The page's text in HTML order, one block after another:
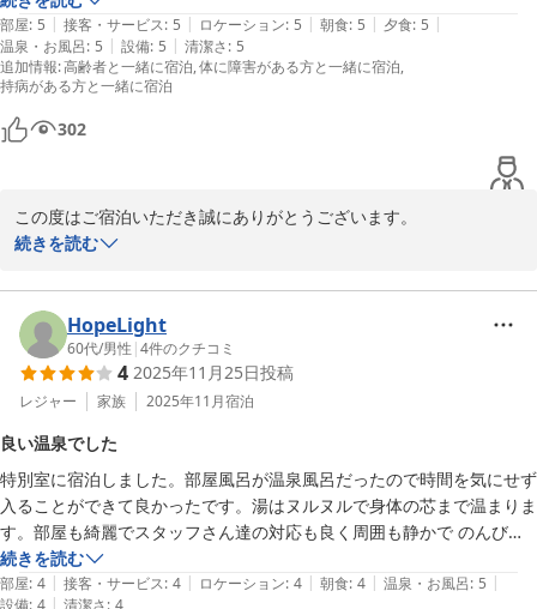
部屋: 5 | 接客・サービス: 5 | ロケーション: 5 | 朝食: 5 | 夕食: 5 |
温泉・お風呂: 5 | 設備: 5 | 清潔さ: 5
追加情報:高齢者と一緒に宿泊 体に障害がある方と一緒に宿泊
持病がある方と一緒に宿泊
302
この度はご宿泊いただき誠にありがとうございます。
当館自慢の温泉を求めてお越しいただき、またお食事につきまして
次回のご来館の際にも、心安らぐ時間をお過ごしいただけるよう努
めてまいります。
お客様のまたのお越しを心よりお待ち申し上げております。
鈍川温泉 皆楽荘
続きを読む
HopeLight
60代/男性 |4件のクチコミ
4 2025年11月25日投稿
レジャー 家族 2025年11月宿泊
良い温泉でした
特別室に宿泊しました。部屋風呂が温泉風呂だったので時間を気にせず
入ることができて良かったです。湯はヌルヌルで身体の芯まで温まりま
す。部屋も綺麗でスタッフさん達の対応も良く周囲も静かで のんびり
と時間を過ごせました。
続きを読む
部屋: 4 | 接客・サービス: 4 | ロケーション: 4 | 朝食: 4 | 温泉・お風呂: 5 |
設備: 4 | 清潔さ: 4